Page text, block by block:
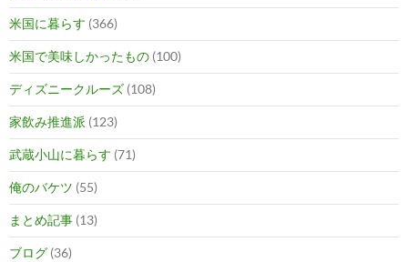
米国に暮らす (366)
米国で美味しかったもの (100)
ディズニークルーズ (108)
家飲み推進派 (123)
武蔵小山に暮らす (71)
俺のバケツ (55)
まとめ記事 (13)
ブログ (36)